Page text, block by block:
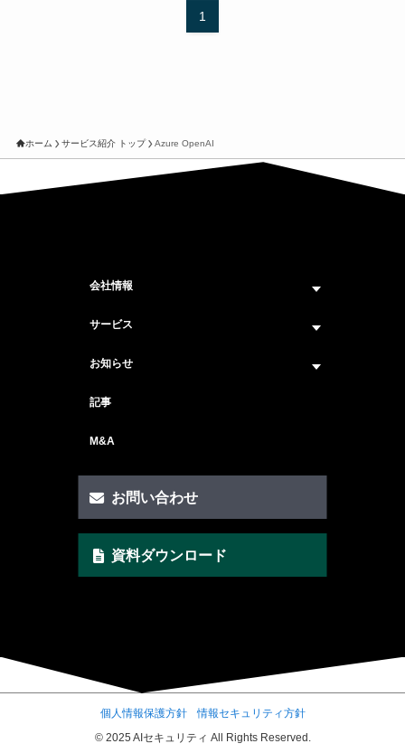
1
ホーム サービス紹介 トップ Azure OpenAI
会社情報
企業情報トップ
サービス
サービス紹介 トップ
セキュリティ顧問サービス
脆弱性診断サービス
AI Securityサービス
SCS評価取得支援
お知らせ
ニュース トップ
記事
M&A
お問い合わせ
資料ダウンロード
個人情報保護方針
情報セキュリティ方針
© 2025 AIセキュリティ All Rights Reserved.